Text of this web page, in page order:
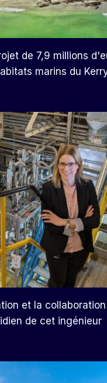
de 7,9 millions
marins du
et la
de cet ingénieur